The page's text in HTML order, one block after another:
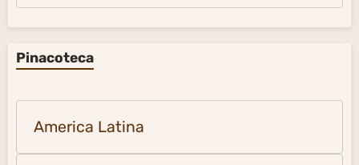
Pinacoteca
America Latina